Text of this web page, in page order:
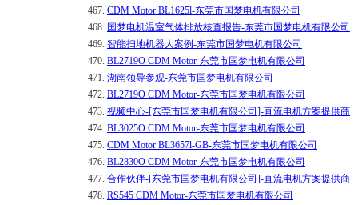
467. CDM Motor BL1625l-东莞市国梦电机有限公司
468. 国梦电机温室气体排放核查报告-东莞市国梦电机有限公司
469. 智能扫地机器人案例-东莞市国梦电机有限公司
470. BL2719O CDM Motor-东莞市国梦电机有限公司
471. 湖南领导参观-东莞市国梦电机有限公司
472. BL2719O CDM Motor-东莞市国梦电机有限公司
473. 视频中心-[东莞市国梦电机有限公司]-直流电机方案提供商
474. BL3025O CDM Motor-东莞市国梦电机有限公司
475. CDM Motor BL3657l-GB-东莞市国梦电机有限公司
476. BL2830O CDM Motor-东莞市国梦电机有限公司
477. 合作伙伴-[东莞市国梦电机有限公司]-直流电机方案提供商
478. RS545 CDM Motor-东莞市国梦电机有限公司